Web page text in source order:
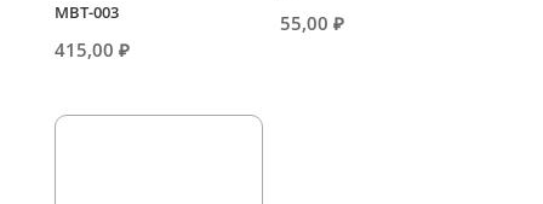
МВТ-003
415,00 ₽
55,00₽